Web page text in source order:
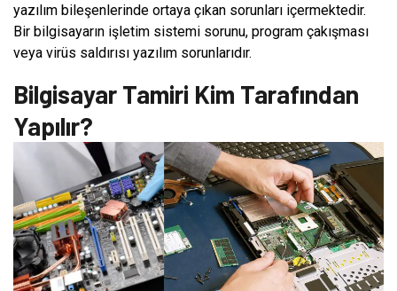
yazılım bileşenlerinde ortaya çıkan sorunları içermektedir.
Bir bilgisayarın işletim sistemi sorunu, program çakışması
veya virüs saldırısı yazılım sorunlarıdır.
Bilgisayar Tamiri Kim Tarafından
Yapılır?